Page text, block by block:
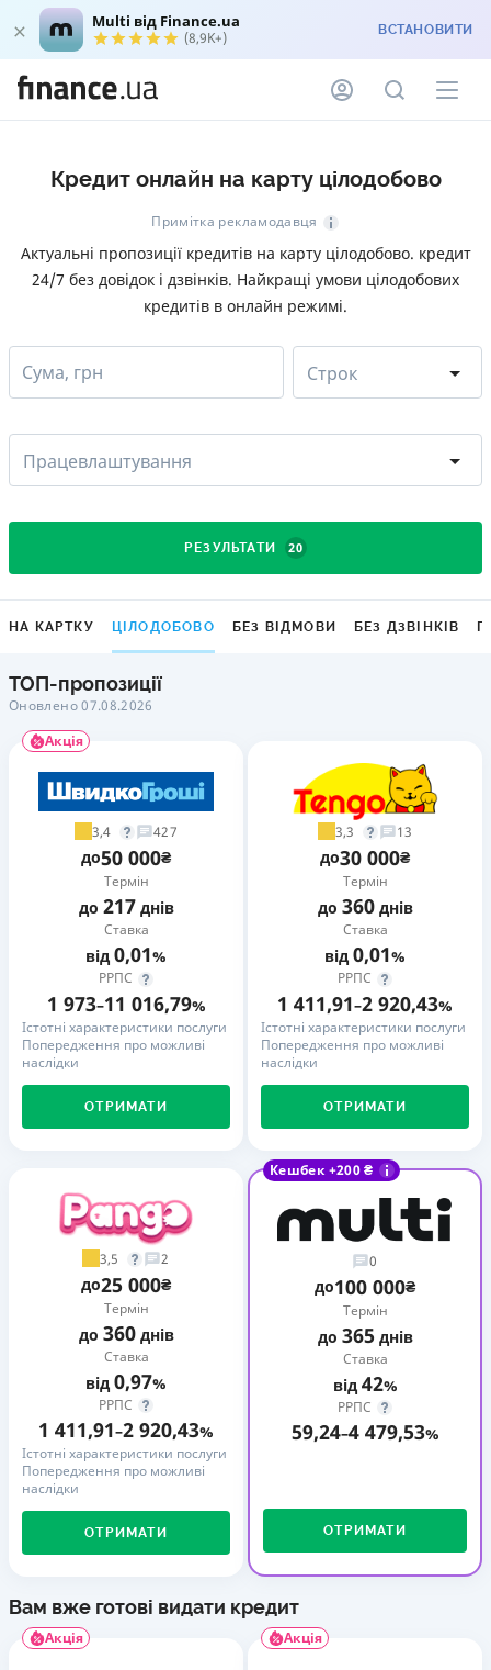
Multi від Finance.ua
(8,9K+) ВСТАНОВИТИ
Кредит онлайн на карту цілодобово
Примітка рекламодавця
Актуальні пропозиції кредитів на карту цілодобово. кредит
24/7 без довідок і дзвінків. Найкращі умови цілодобових
кредитів в онлайн режимі.
Сума, грн Строк
Працевлаштування
РЕЗУЛЬТАТИ 20
НА КАРТКУ ЦІЛОДОБОВО БЕЗ ВІДМОВИ БЕЗ ДЗВІНКІВ
ТОП-пропозиції
Оновлено 07.08.2026
Акція
3,4 427
до50 000₴
Термін
до 217днів
Ставка
від 0,01%
РРПС
1 973–11 016,79%
Істотні характеристики послуги
Попередження про можливі
наслідки
ОТРИМАТИ
3,3 13
до30 000₴
Термін
до 360днів
Ставка
від 0,01%
РРПС
1 411,91–2 920,43%
Істотні характеристики послуги
Попередження про можливі
наслідки
ОТРИМАТИ
3,5 2
до25 000₴
Термін
до 360днів
Ставка
від 0,97%
РРПС
1 411,91–2 920,43%
Істотні характеристики послуги
Попередження про можливі
наслідки
ОТРИМАТИ
Кешбек +200 ₴
0
до100 000₴
Термін
до 365днів
Ставка
від 42%
РРПС
59,24–4 479,53%
ОТРИМАТИ
Вам вже готові видати кредит
Акція Акція